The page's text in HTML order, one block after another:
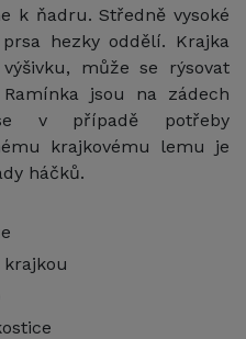
k ňadru. Středně vysoké
hezky oddělí. Krajka
může se rýsovat
jsou na zádech
v případě potřeby
krajkovému lemu je
háčků.